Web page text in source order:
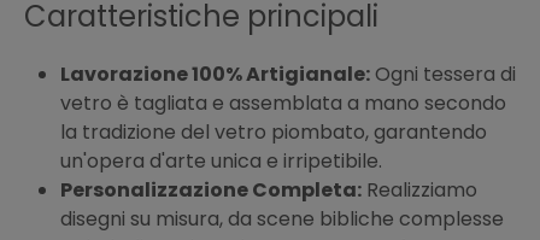
Caratteristiche principali
Lavorazione 100% Artigianale:Ogni tessera di
vetro è tagliata e assemblata a mano secondo
la tradizione del vetro piombato, garantendo
un'opera d'arte unica e irripetibile.
Personalizzazione Completa: Realizziamo
disegni su misura, da scene bibliche complesse